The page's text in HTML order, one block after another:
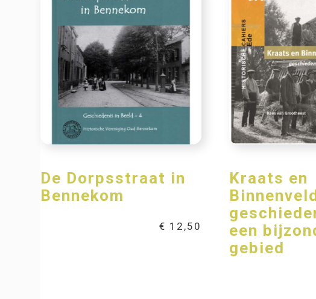
De Dorpsstraat in
Bennekom
€ 12,50
Kraats en
een
gebied